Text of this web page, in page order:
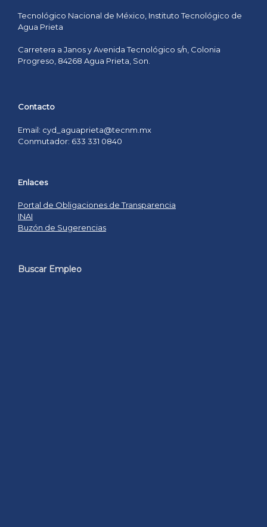
Tecnológico Nacional de México, Instituto Tecnológico de
Agua Prieta
Carretera a Janos y Avenida Tecnológico s/n, Colonia
Progreso, 84268 Agua Prieta, Son.
Contacto
Email: cyd_aguaprieta@tecnm.mx
Conmutador: 633 331 0840
Enlaces
Portal de Obligaciones de Transparencia
INAI
Buzón de Sugerencias
Buscar Empleo